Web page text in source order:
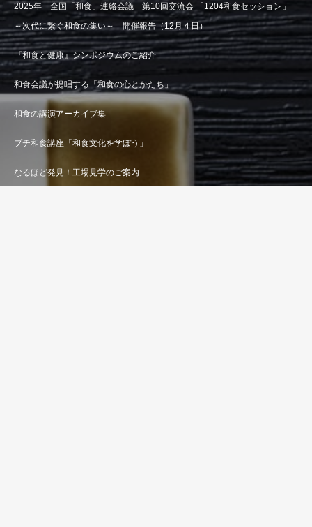
2025年 全国「和食」連絡会議 第10回交流会 「1204和食セッション」
～次代に繋ぐ和食の集い～ 開催報告（12月４日）
『和食と健康』シンポジウムのご紹介
和食会議が提唱する「和食の心とかたち」
和食の講演アーカイブ集
プチ和食講座「和食文化を学ぼう」
なるほど発見！工場見学のご案内